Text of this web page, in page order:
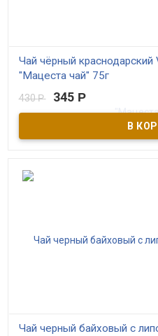
Чай чёрный краснодарский
"Мацеста чай" 75г
В наличии
Чёрный байховый
малиной. ГОСТовский. Самый
Контролируемое
430Р 345 Р
Чай черный байховый с